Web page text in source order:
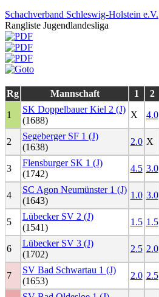
Schachverband Schleswig-Holstein e.V.
Rangliste Jugendlandesliga
Rg Mannschaft 1 2
1
SK Doppelbauer Kiel 2 (J)
(1688)
X 4.0
2
Segeberger SF 1 (J)
(1638)
2.0 X
3
Flensburger SK 1 (J)
(1742)
4.5 3.0
4
SC Agon Neumünster 1 (J)
(1643)
1.0 3.0
5
Lübecker SV 2 (J)
(1541)
1.5 1.5
6
Lübecker SV 3 (J)
(1702)
2.5 2.0
7
SV Bad Schwartau 1 (J)
(1653)
2.0 2.5